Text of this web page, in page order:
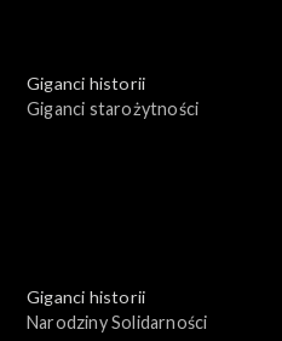
Giganci historii
Giganci starożytności
Giganci historii
Narodziny Solidarności